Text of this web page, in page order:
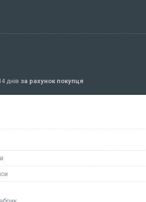
днів за рахунок покупця